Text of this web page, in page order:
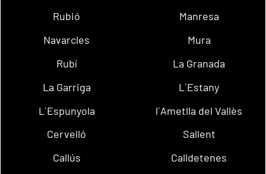
Rubió
Manresa
Navarcles
Mura
Rubí
La Granada
La Garriga
L´Estany
L´Espunyola
l´Ametlla del Vallès
Cervelló
Sallent
Callús
Calldetenes